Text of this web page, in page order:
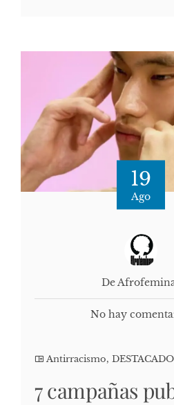
19
Ago
De
No hay
Antirracismo, DESTACADO
7 campañas